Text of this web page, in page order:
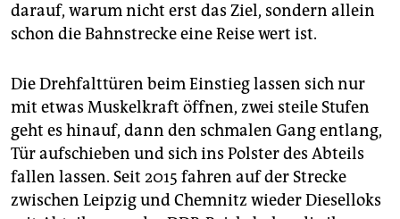
genossenschaft
darauf, warum nicht erst das Ziel, sondern allein
schon die Bahnstrecke eine Reise wert ist.
Die Drehfalttüren beim Einstieg lassen sich nur
mit etwas Muskelkraft öffnen, zwei steile Stufen
geht es hinauf, dann den schmalen Gang entlang,
Tür aufschieben und sich ins Polster des Abteils
fallen lassen. Seit 2015 fahren auf der Strecke
zwischen Leipzig und Chemnitz wieder Dieselloks